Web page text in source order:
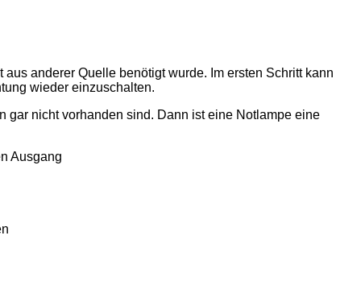
anderer Quelle benötigt wurde. Im ersten Schritt kann
wieder einzuschalten.
gar nicht vorhanden sind. Dann ist eine Notlampe eine
Ausgang